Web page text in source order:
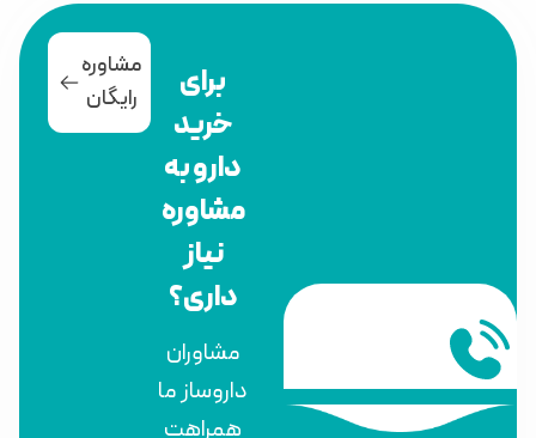
برای
خرید
دارو به
مشاوره
نیاز
داری؟
مشاوران
داروساز ما
همراهت
مشاوره
رایگان